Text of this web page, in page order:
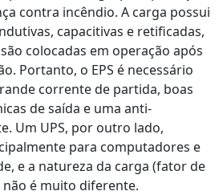
contra incêndio. A carga possui
capacitivas e retificadas,
colocadas em operação após
Portanto, o EPS é necessário
corrente de partida, boas
de saída e uma anti-
Um UPS, por outro lado,
para computadores e
e a natureza da carga (fator de
é muito diferente.